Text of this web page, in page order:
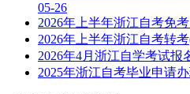
05-26
2026年上半年浙江自考免
2026年上半年浙江自考转
2026年4月浙江自学考试报
2025年浙江自考毕业申请